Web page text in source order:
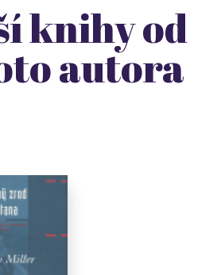
knihy od
autora